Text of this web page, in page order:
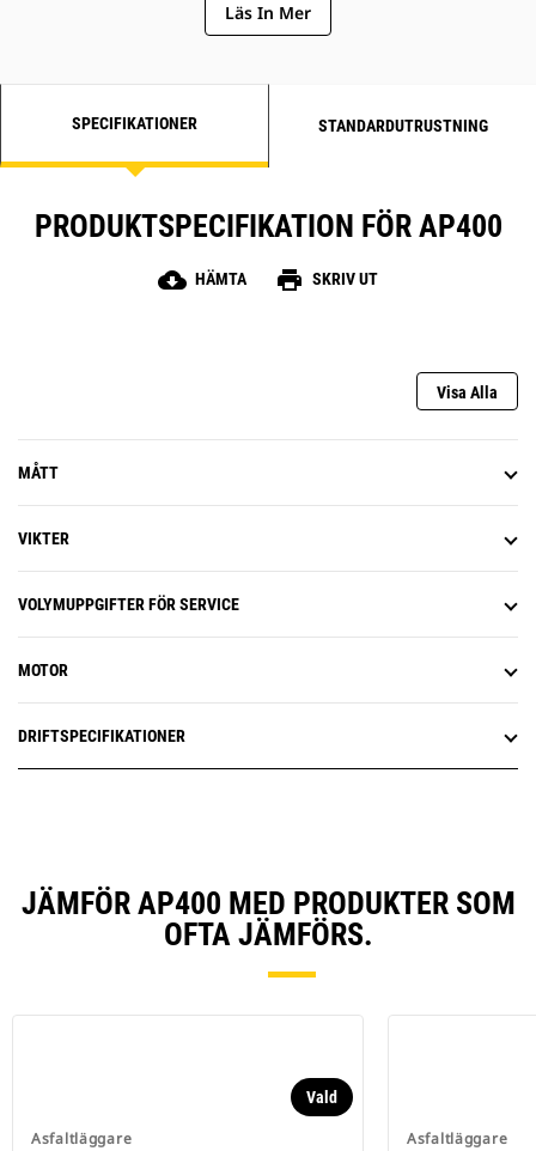
Hög markfrigång fram på 203 mm
(8 tum) gör det enklare att undvika
andra hinder
Läs In Mer
SPECIFIKATIONER STANDARDUTRUSTNING
PRODUKTSPECIFIKATION FÖR AP400
cloud_download HÄMTA print SKRIV UT
Visa Alla
MÅTT
VIKTER
VOLYMUPPGIFTER FÖR SERVICE
MOTOR
DRIFTSPECIFIKATIONER
JÄMFÖR AP400 MED PRODUKTER SOM
OFTA JÄMFÖRS.
Asfaltläggare
Vald
Asfaltläggare